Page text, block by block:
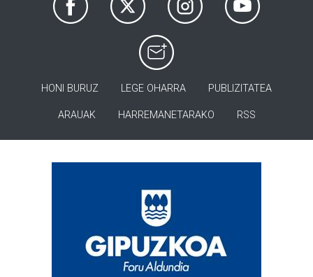
HONI BURUZ LEGE OHARRA PUBLIZITATEA
ARAUAK HARREMANETARAKO RSS